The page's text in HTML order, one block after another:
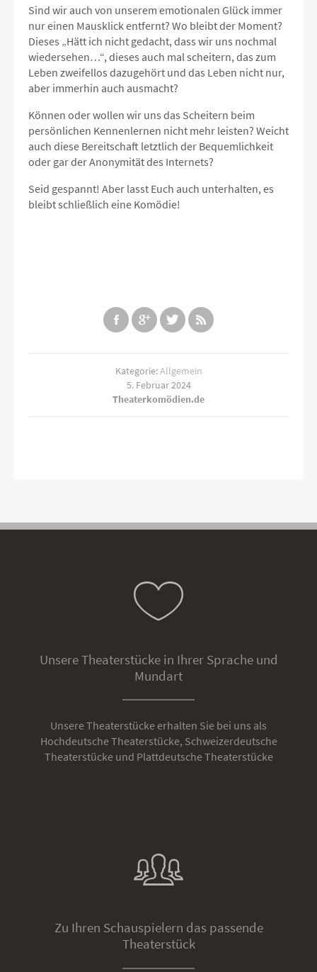
Sind wir auch von unserem emotionalen Glück immer
nur einen Mausklick entfernt? Wo bleibt der Moment?
Dieses „Hätt ich nicht gedacht, dass wir uns nochmal
wiedersehen…“, dieses auch mal scheitern, das zum
Leben zweifellos dazugehört und das Leben nicht nur,
aber immerhin auch ausmacht?
Können oder wollen wir uns das Scheitern beim
persönlichen Kennenlernen nicht mehr leisten? Weicht
auch diese Bereitschaft letztlich der Bequemlichkeit
oder gar der Anonymität des Internets?
Seid gespannt! Aber lasst Euch auch unterhalten, es
bleibt schließlich eine Komödie!
Kategorie:Allgemein
5. Februar 2024
Theaterkomödien.de
Unsere Theaterstücke in Ihrer Sprache und
Mundart
Unsere Theaterstücke erhalten Sie bei uns als
Hochdeutsche Theaterstücke, Schweizerdeutsche
Theaterstücke und Plattdeutsche Theaterstücke
Zu Ihren Schauspielern das passende
Theaterstück